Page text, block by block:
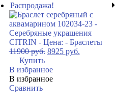
Распродажа!
11900руб. 8925 руб.
Купить
В избранное
В избранное
Сравнить